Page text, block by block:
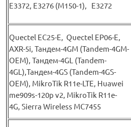
E3372, E3276 (М150-1), E3272
Quectel EC25-E, Quectel EP06-E,
AXR-5i, Тандем-4GM (Tandem-4GM-
OEM), Тандем-4GL (Tandem-
4GL),Тандем-4GS (Tandem-4GS-
OEM), MikroTik R11e-LTE, Huawei
me909s-120p v2, MikroTik R11e-
4G, Sierra Wireless MC7455